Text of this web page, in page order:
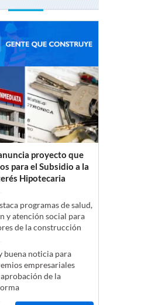
proyecto que
para el Subsidio a la
Hipotecaria
programas de salud,
y atención social para
de la construcción
buena noticia para
empresariales
de la